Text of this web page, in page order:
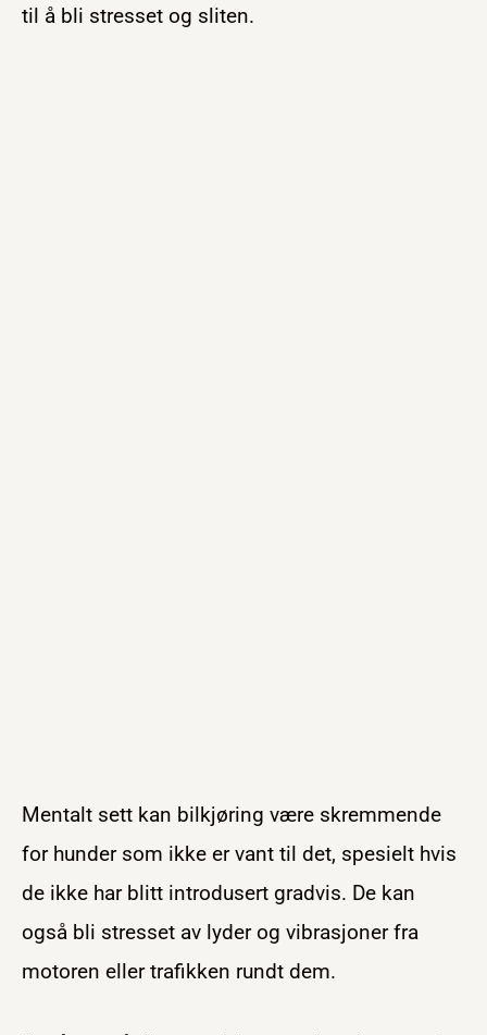
til å bli stresset og sliten.
Mentalt sett kan bilkjøring være skremmende
for hunder som ikke er vant til det, spesielt hvis
de ikke har blitt introdusert gradvis. De kan
også bli stresset av lyder og vibrasjoner fra
motoren eller trafikken rundt dem.